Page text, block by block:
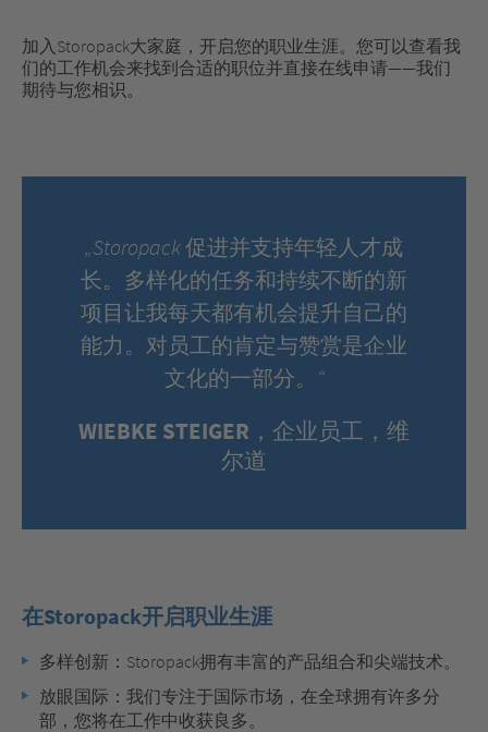
加入Storopack大家庭，开启您的职业生涯。您可以查看我
们的工作机会来找到合适的职位并直接在线申请——我们
期待与您相识。
„Storopack 促进并支持年轻人才成
长。多样化的任务和持续不断的新
项目让我每天都有机会提升自己的
能力。对员工的肯定与赞赏是企业
文化的一部分。“
WIEBKE STEIGER，企业员工，维
尔道
在Storopack开启职业生涯
多样创新：Storopack拥有丰富的产品组合和尖端技术。
放眼国际：我们专注于国际市场，在全球拥有许多分
部，您将在工作中收获良多。